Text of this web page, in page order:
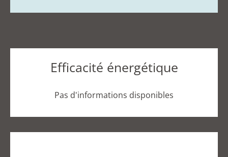
Efficacité énergétique
Pas d'informations disponibles